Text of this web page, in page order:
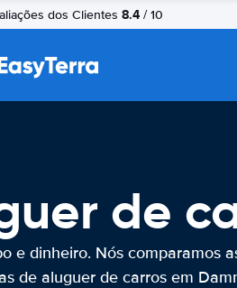
dos Clientes 8.4 / 10
de
e dinheiro. Nós comparamos
de aluguer de carros em